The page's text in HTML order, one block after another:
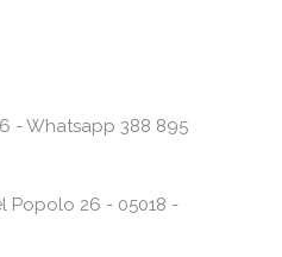
- Whatsapp 388 895
Popolo 26 - 05018 -